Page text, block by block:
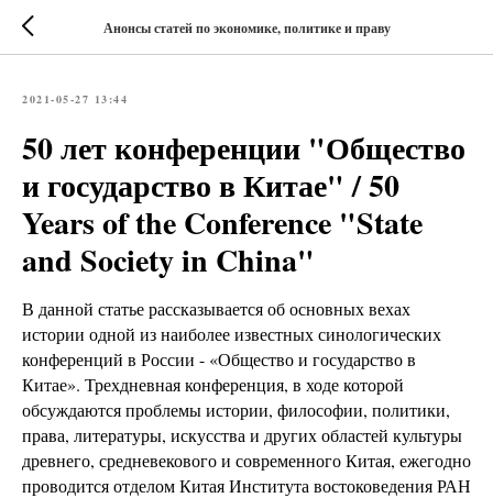
Анонсы статей по экономике, политике и праву
2021-05-27 13:44
50 лет конференции "Общество
и государство в Китае" / 50
Years of the Conference "State
and Society in China"
В данной статье рассказывается об основных вехах
истории одной из наиболее известных синологических
конференций в России - «Общество и государство в
Китае». Трехдневная конференция, в ходе которой
обсуждаются проблемы истории, философии, политики,
права, литературы, искусства и других областей культуры
древнего, средневекового и современного Китая, ежегодно
проводится отделом Китая Института востоковедения РАН